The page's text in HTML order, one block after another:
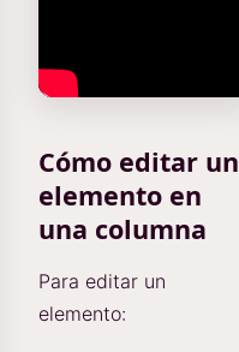
Cómo editar un
elemento en
una columna
Para editar un
elemento: